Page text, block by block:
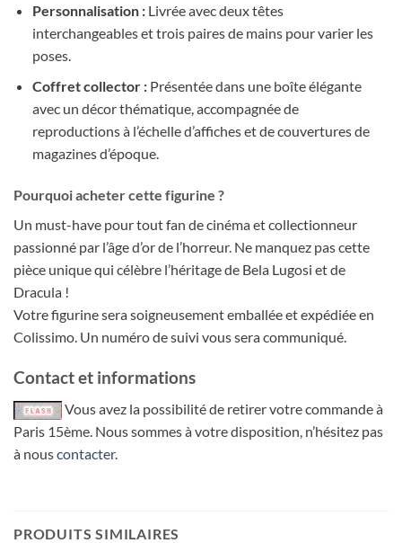
Personnalisation :Livrée avec deux têtes
interchangeables et trois paires de mains pour varier les
poses.
Coffret collector :Présentée dans une boîte élégante
avec un décor thématique, accompagnée de
reproductions à l’échelle d’affiches et de couvertures de
magazines d’époque.
Pourquoi acheter cette figurine ?
Un must-have pour tout fan de cinéma et collectionneur
passionné par l’âge d’or de l’horreur. Ne manquez pas cette
pièce unique qui célèbre l’héritage de Bela Lugosi et de
Dracula !
Votre figurine sera soigneusement emballée et expédiée en
Colissimo. Un numéro de suivi vous sera communiqué.
Contact et informations
Vous avez la possibilité de retirer votre commande à
Paris 15ème. Nous sommes à votre disposition, n’hésitez pas
à nouscontacter.
PRODUITS SIMILAIRES